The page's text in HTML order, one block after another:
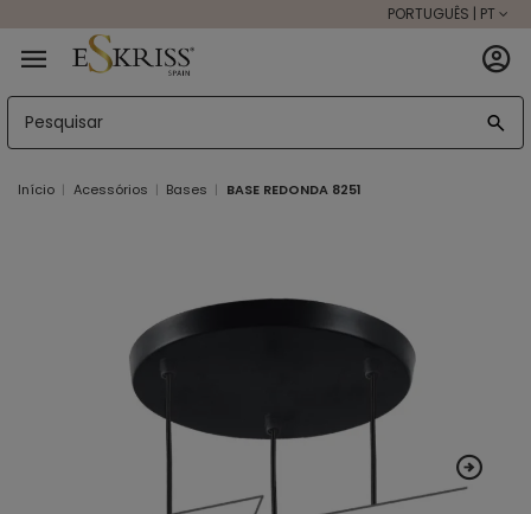
PORTUGUÊS | PT
Início Acessórios Bases BASE REDONDA 8251